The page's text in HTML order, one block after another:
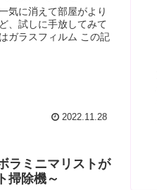
気に消えて部屋がより
、試しに手放してみて
ガラスフィルム この記
2022.11.28
ラミニマリストが
掃除機～